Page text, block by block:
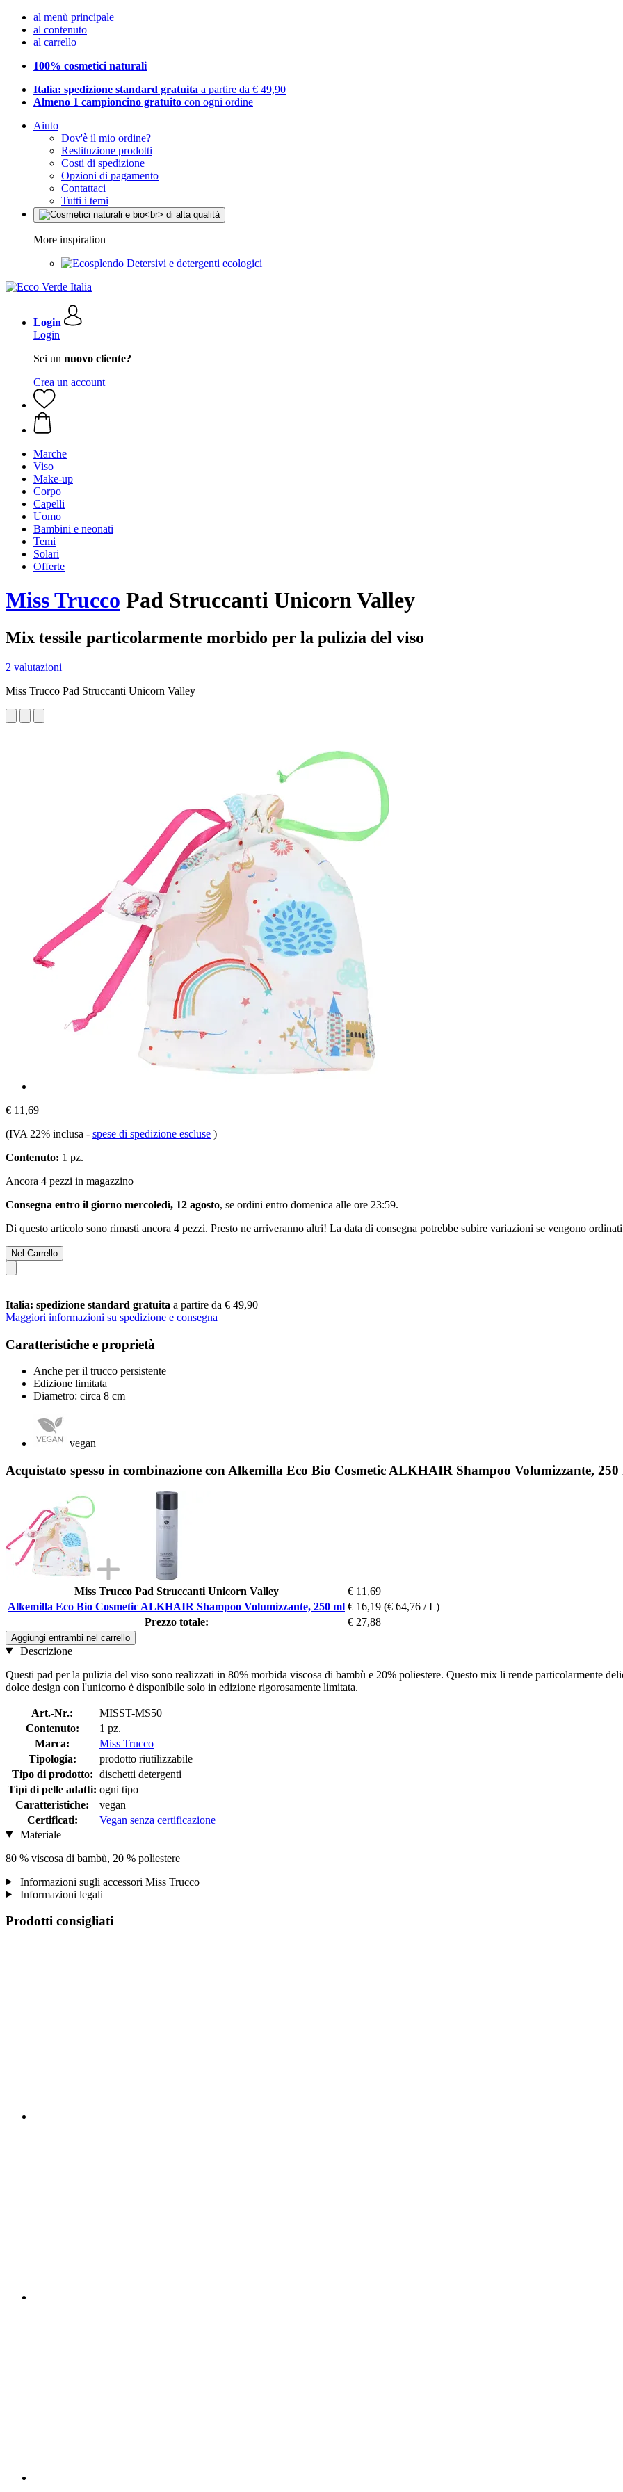
al menù principale
al contenuto
al carrello
100% cosmetici naturali
Italia: spedizione standard gratuita a partire da € 49,90
Almeno 1 campioncino gratuito con ogni ordine
Aiuto
Dov'è il mio ordine?
Restituzione prodotti
Costi di spedizione
Opzioni di pagamento
Contattaci
Tutti i temi
More inspiration
Detersivi e detergenti ecologici
Login
Login
Sei un nuovo cliente?
Crea un account
Marche
Viso
Make-up
Corpo
Capelli
Uomo
Bambini e neonati
Temi
Solari
Offerte
Miss Trucco Pad Struccanti Unicorn Valley
Mix tessile particolarmente morbido per la pulizia del viso
2 valutazioni
Miss Trucco Pad Struccanti Unicorn Valley
€ 11,69
(IVA 22% inclusa - spese di spedizione escluse )
Contenuto: 1 pz.
Ancora 4 pezzi in magazzino
Consegna entro il giorno mercoledì, 12 agosto, se ordini entro domenica alle ore 23:59.
Di questo articolo sono rimasti ancora 4 pezzi. Presto ne arriveranno altri! La data di consegna potrebbe subire variazioni se vengono
Nel Carrello
Italia: spedizione standard gratuita a partire da € 49,90
Maggiori informazioni su spedizione e consegna
Caratteristiche e proprietà
Anche per il trucco persistente
Edizione limitata
Diametro: circa 8 cm
vegan
Acquistato spesso in combinazione con Alkemilla Eco Bio Cosmetic ALKHAIR Shampoo Volumizzante, 250
Miss Trucco Pad Struccanti Unicorn Valley
€ 11,69
Alkemilla Eco Bio Cosmetic ALKHAIR Shampoo Volumizzante, 250 ml € 16,19 (€ 64,76 / L)
Prezzo totale:
€ 27,88
Aggiungi entrambi nel carrello
Descrizione
Questi pad per la pulizia del viso sono realizzati in 80% morbida viscosa di bambù e 20% poliestere. Questo mix li rende particolarmente
dolce design con l'unicorno è disponibile solo in edizione rigorosamente limitata.
Art.-Nr.:
MISST-MS50
Contenuto:
1 pz.
Marca:
Miss Trucco
Tipologia:
prodotto riutilizzabile
Tipo di prodotto: dischetti detergenti
Tipi di pelle adatti: ogni tipo
Caratteristiche:
vegan
Certificati:
Vegan senza certificazione
Materiale
80 % viscosa di bambù, 20 % poliestere
Informazioni sugli accessori Miss Trucco
Informazioni legali
Prodotti consigliati